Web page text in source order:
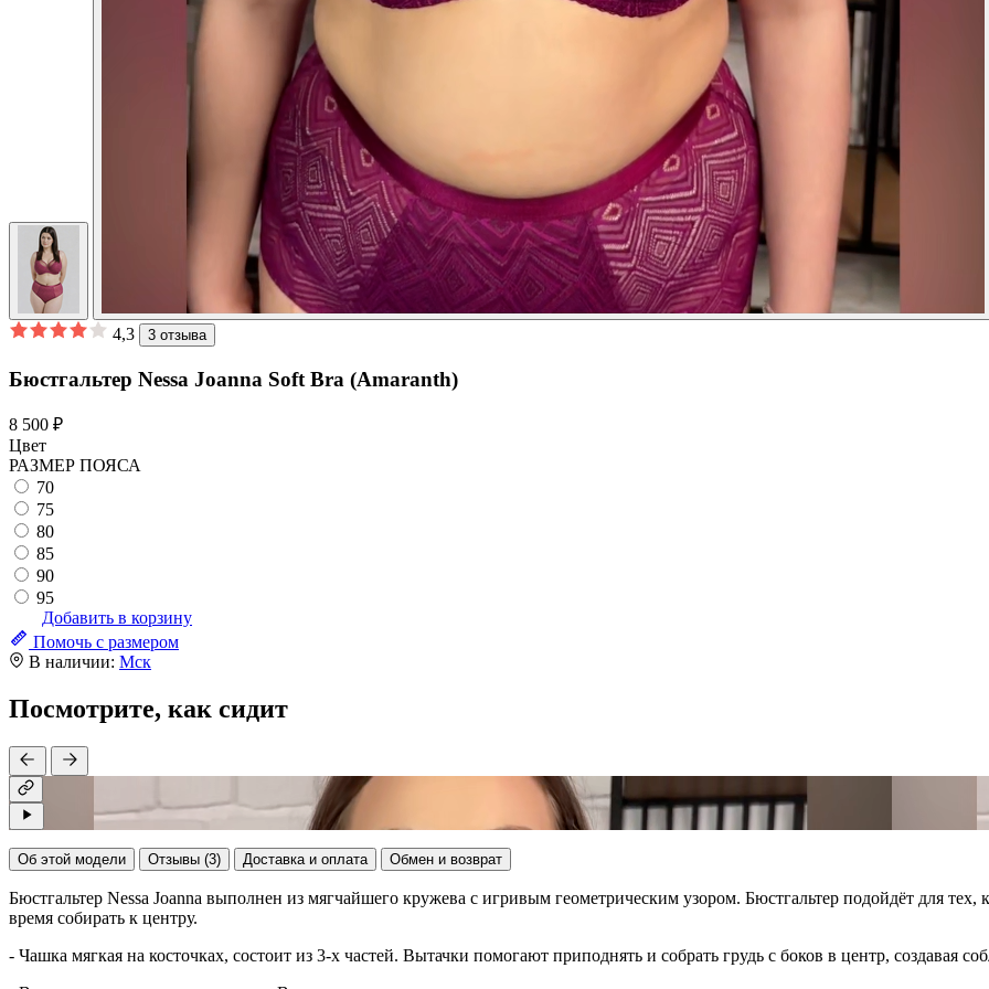
4,3 3 отзыва
Бюстгальтер Nessa Joanna Soft Bra (Amaranth)
8 500 ₽
Цвет
РАЗМЕР ПОЯСА
70
75
80
85
90
95
Добавить в корзину
Помочь с размером
В наличии: Мск
Посмотрите, как сидит
Об этой модели Отзывы (3) Доставка и оплата Обмен и возврат
Бюстгальтер Nessa Joanna выполнен из мягчайшего кружева с игривым геометрическим узором. Бюстгальтер подойдёт для
время собирать к центру.
- Чашка мягкая на косточках, состоит из 3-х частей. Вытачки помогают приподнять и собрать грудь с боков в центр, создавая